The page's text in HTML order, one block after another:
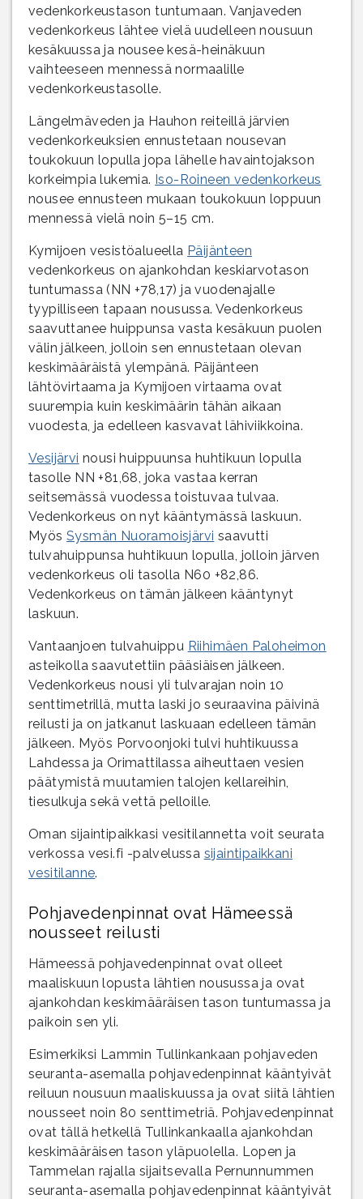
vedenkorkeustason tuntumaan. Vanjaveden
vedenkorkeus lähtee vielä uudelleen nousuun
kesäkuussa ja nousee kesä-heinäkuun
vaihteeseen mennessä normaalille
vedenkorkeustasolle.
Längelmäveden ja Hauhon reiteillä järvien
vedenkorkeuksien ennustetaan nousevan
toukokuun lopulla jopa lähelle havaintojakson
korkeimpia lukemia. Iso-Roineen vedenkorkeus
nousee ennusteen mukaan toukokuun loppuun
mennessä vielä noin 5–15 cm.
Kymijoen vesistöalueella Päijänteen
vedenkorkeus on ajankohdan keskiarvotason
tuntumassa (NN +78,17) ja vuodenajalle
tyypilliseen tapaan nousussa. Vedenkorkeus
saavuttanee huippunsa vasta kesäkuun puolen
välin jälkeen, jolloin sen ennustetaan olevan
keskimääräistä ylempänä. Päijänteen
lähtövirtaama ja Kymijoen virtaama ovat
suurempia kuin keskimäärin tähän aikaan
vuodesta, ja edelleen kasvavat lähiviikkoina.
Vesijärvi nousi huippuunsa huhtikuun lopulla
tasolle NN +81,68, joka vastaa kerran
seitsemässä vuodessa toistuvaa tulvaa.
Vedenkorkeus on nyt kääntymässä laskuun.
Myös Sysmän Nuoramoisjärvi saavutti
tulvahuippunsa huhtikuun lopulla, jolloin järven
vedenkorkeus oli tasolla N60 +82,86.
Vedenkorkeus on tämän jälkeen kääntynyt
laskuun.
Vantaanjoen tulvahuippu Riihimäen Paloheimon
asteikolla saavutettiin pääsiäisen jälkeen.
Vedenkorkeus nousi yli tulvarajan noin 10
senttimetrillä, mutta laski jo seuraavina päivinä
reilusti ja on jatkanut laskuaan edelleen tämän
jälkeen. Myös Porvoonjoki tulvi huhtikuussa
Lahdessa ja Orimattilassa aiheuttaen vesien
päätymistä muutamien talojen kellareihin,
tiesulkuja sekä vettä pelloille.
Oman sijaintipaikkasi vesitilannetta voit seurata
verkossa vesi.fi -palvelussa sijaintipaikkani
vesitilanne.
Pohjavedenpinnat ovat Hämeessä
nousseet reilusti
Hämeessä pohjavedenpinnat ovat olleet
maaliskuun lopusta lähtien nousussa ja ovat
ajankohdan keskimääräisen tason tuntumassa ja
paikoin sen yli.
Esimerkiksi Lammin Tullinkankaan pohjaveden
seuranta-asemalla pohjavedenpinnat kääntyivät
reiluun nousuun maaliskuussa ja ovat siitä lähtien
nousseet noin 80 senttimetriä. Pohjavedenpinnat
ovat tällä hetkellä Tullinkankaalla ajankohdan
keskimääräisen tason yläpuolella. Lopen ja
Tammelan rajalla sijaitsevalla Pernunnummen
seuranta-asemalla pohjavedenpinnat kääntyivät